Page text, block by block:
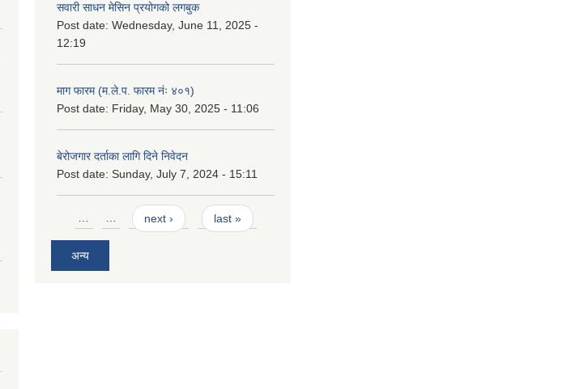
सवारी साधन मेसिन प्रयोगको लगबुक
Post date: Wednesday, June 11, 2025 -
12:19
माग फारम (म.ले.प. फारम नंः ४०१)
Post date: Friday, May 30, 2025 - 11:06
बेरोजगार दर्ताका लागि दिने निवेदन
Post date: Sunday, July 7, 2024 - 15:11
Pages
… … next › last »
अन्य